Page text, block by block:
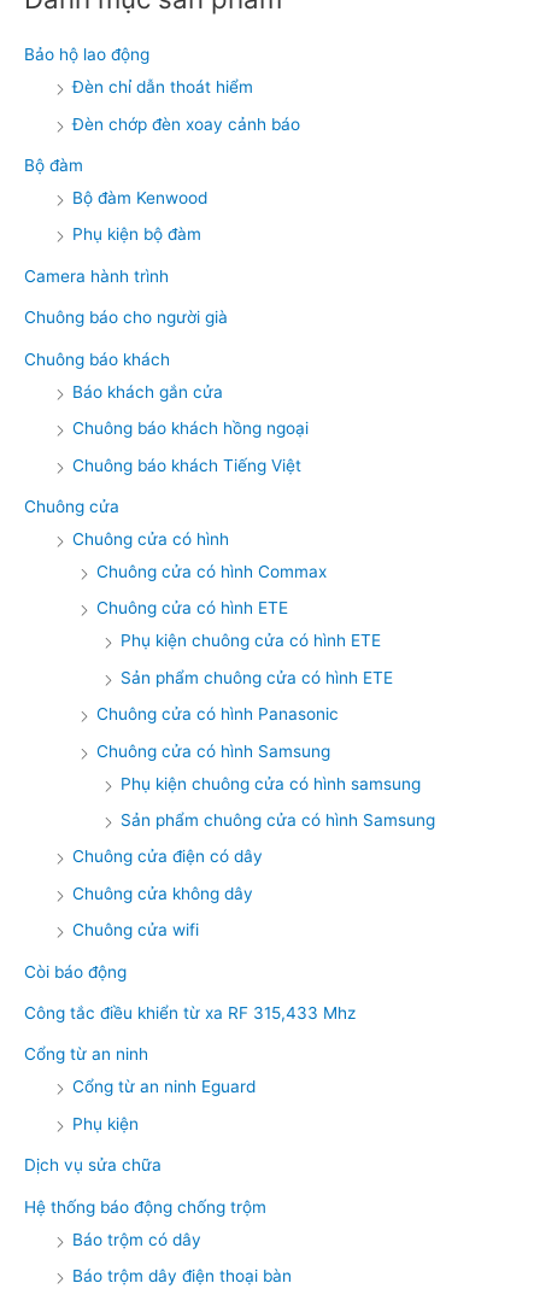
Bảo hộ lao động
Đèn chỉ dẫn thoát hiểm
Đèn chớp đèn xoay cảnh báo
Bộ đàm
Bộ đàm Kenwood
Phụ kiện bộ đàm
Camera hành trình
Chuông báo cho người già
Chuông báo khách
Báo khách gắn cửa
Chuông báo khách hồng ngoại
Chuông báo khách Tiếng Việt
Chuông cửa
Chuông cửa có hình
Chuông cửa có hình Commax
Chuông cửa có hình ETE
Phụ kiện chuông cửa có hình ETE
Sản phẩm chuông cửa có hình ETE
Chuông cửa có hình Panasonic
Chuông cửa có hình Samsung
Phụ kiện chuông cửa có hình samsung
Sản phẩm chuông cửa có hình Samsung
Chuông cửa điện có dây
Chuông cửa không dây
Chuông cửa wifi
Còi báo động
Công tắc điều khiển từ xa RF 315,433 Mhz
Cổng từ an ninh
Cổng từ an ninh Eguard
Phụ kiện
Dịch vụ sửa chữa
Hệ thống báo động chống trộm
Báo trộm có dây
Báo trộm dây điện thoại bàn